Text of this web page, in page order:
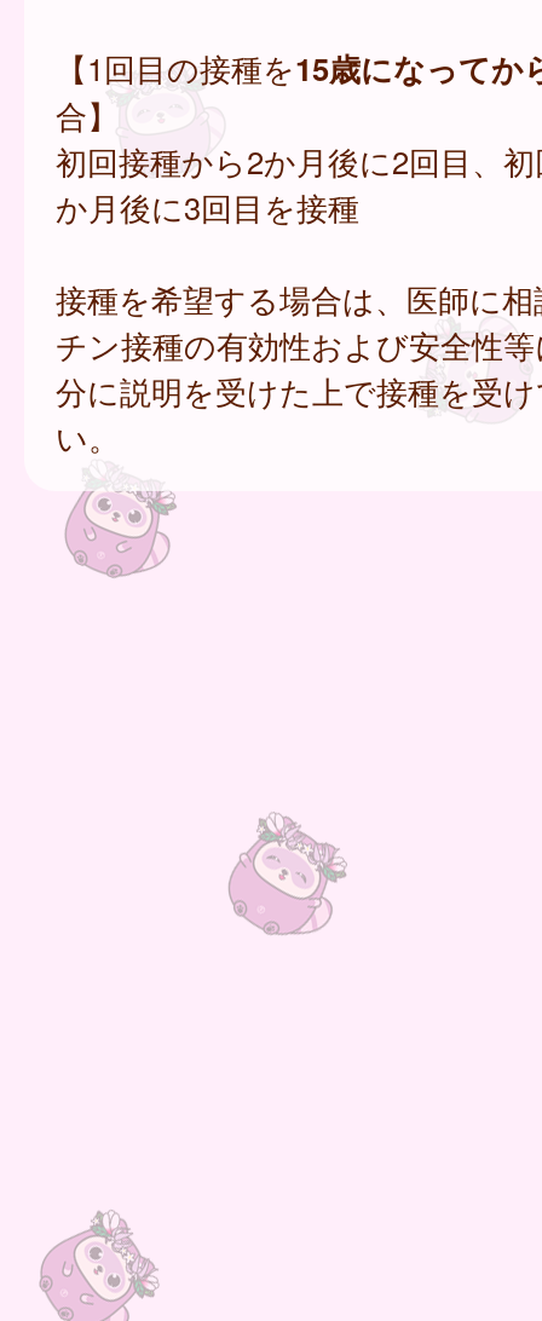
【1回目の接種を15歳になってか
合】
初回接種から2か月後に2回目、
か月後に3回目を接種
接種を希望する場合は、医師に
チン接種の有効性および安全性
分に説明を受けた上で接種を受
い。